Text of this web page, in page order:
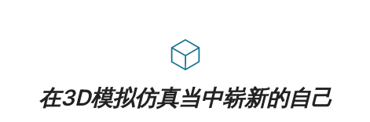
在3D模拟仿真当中崭新的自己